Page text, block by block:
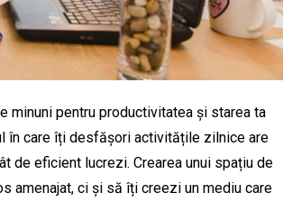
minuni pentru productivitatea și starea ta
în care îți desfășori activitățile zilnice are
de eficient lucrezi. Crearea unui spațiu de
amenajat, ci și să îți creezi un mediu care